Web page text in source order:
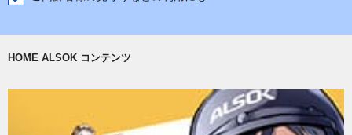
HOME ALSOK コンテンツ